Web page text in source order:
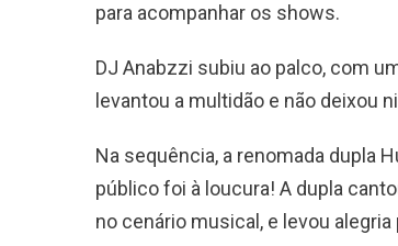
para acompanhar os shows.
DJ Anabzzi subiu ao palco, com
levantou a multidão e não deixou
Na sequência, a renomada dupla
público foi à loucura! A dupla
no cenário musical, e levou